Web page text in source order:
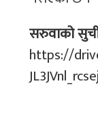
सरुवाको
https://